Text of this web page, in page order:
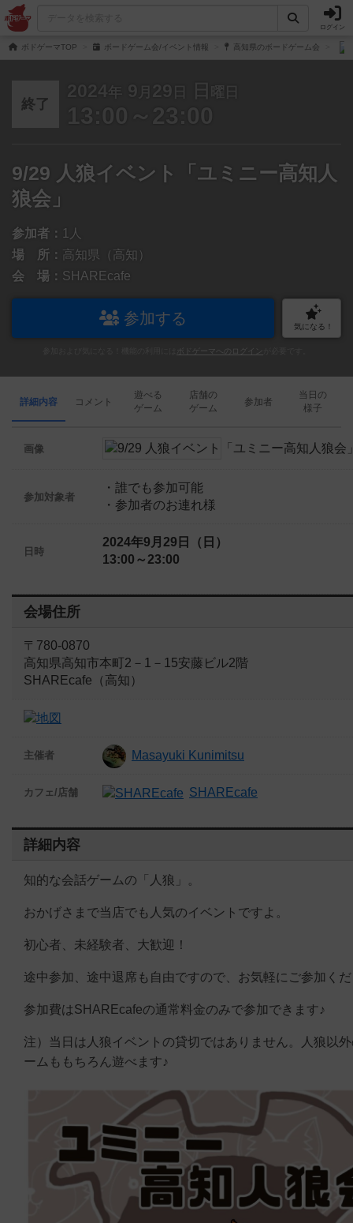
ログイン
ボドゲーマTOP ボードゲーム会/イベント情報 高知県のボードゲーム会
終了
2024年 9 月 29 日 日 曜日
13:00～23:00
9/29 人狼イベント「ユミニー高知人
狼会」
参加者： 1人
場 所： 高知県（高知）
会 場： SHAREcafe
参加する 気になる！
ボドゲーマへのログイン
詳細内容 コメント
遊べる
ゲーム
店舗の
ゲーム
参加者
当日の
様子
画像
参加対象者
・誰でも参加可能
・参加者のお連れ様
日時
2024年9月29日（日）
13:00～23:00
会場住所
〒780-0870
高知県高知市本町2－1－15安藤ビル2階
SHAREcafe（高知）
主催者 Masayuki Kunimitsu
カフェ/店舗 SHAREcafe
詳細内容
知的な会話ゲームの「人狼」。
おかげさまで当店でも人気のイベントですよ。
初心者、未経験者、大歓迎！
途中参加、途中退席も自由ですので、お気軽にご参加く
参加費はSHAREcafeの通常料金のみで参加できます♪
注）当日は人狼イベントの貸切ではありません。人狼以
ームももちろん遊べます♪